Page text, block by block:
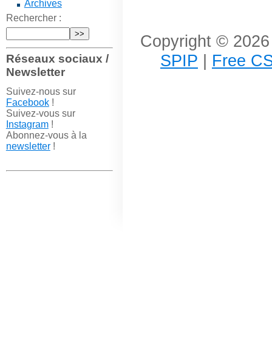
Archives
Rechercher :
Réseaux sociaux /
Newsletter
Suivez-nous sur
Facebook!
Suivez-vous sur
Instagram!
Abonnez-vous à la
newsletter!
Copyright ©
SPIP | Free